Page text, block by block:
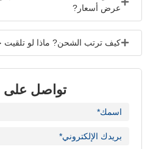
عرض أسعار?
كيف ترتب الشحن? ماذا لو تلقيت حزمة
تواصل على